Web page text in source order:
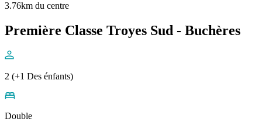
3.76km du centre
Première Classe Troyes Sud - Buchères
2 (+1 Des énfants)
Double